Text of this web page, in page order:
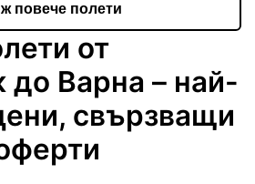
повече полети
от
Варна – най-
свързващи